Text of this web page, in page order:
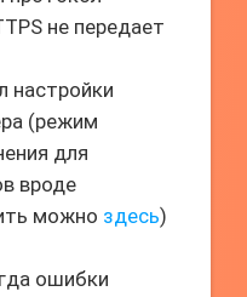
не передает
настройки
(режим
для
вроде
можно здесь)
ошибки